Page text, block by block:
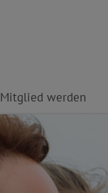
Mitglied werden